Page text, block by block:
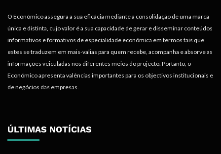
O Económico assegura a sua eficácia mediante a consolidação de uma marca
única e distinta, cujo valor é a sua capacidade de gerar e disseminar conteúdos
informativos e formativos de especialidade económica em termos tais que
estes se traduzem em mais-valias para quem recebe, acompanha e absorve as
informações veiculadas nos diferentes meios do projecto. Portanto, o
Económico apresenta valências importantes para os objectivos institucionais e
de negócios das empresas.
ÚLTIMAS NOTÍCIAS